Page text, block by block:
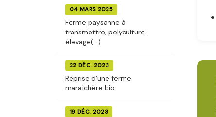
04 MARS 2025
Ferme paysanne à
transmettre, polyculture
élevage(...)
22 DÉC. 2023
Reprise d’une ferme
maraîchère bio
19 DÉC. 2023